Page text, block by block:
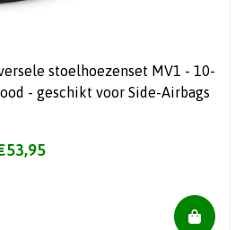
stoelhoezenset MV1 - 10-
- geschikt voor Side-Airbags